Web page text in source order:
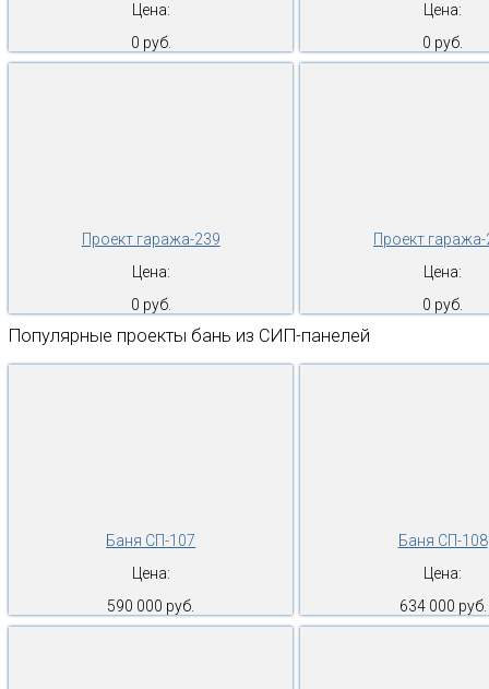
Цена:
0 руб.
Цена:
0 руб.
Проект гаража-239
Цена:
0 руб.
Проект
Цена:
0 руб.
Популярные проекты бань из СИП-панелей
Баня СП-107
Цена:
590 000 руб.
Баня СП-108
Цена:
634 000 руб.